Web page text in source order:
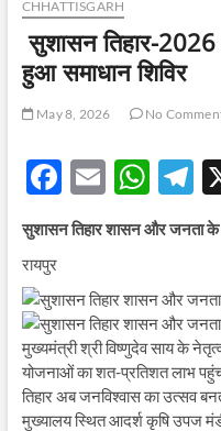
CHHATTISGARH
सुशासन तिहार-
हुआ समाधान शिविर
May 8, 2026 No
F
ac
e
o
o
k
E
ail
W
h
at
A
p
p
T
el
e
a
m
सुशासन तिहार शासन और जनता के
रायपुर
मुख्यमंत्री श्री विष्णुदेव साय के
योजनाओं का शत-प्रतिशत लाभ
तिहार अब जनविश्वास का उत्सव
मुख्यालय स्थित आदर्श कृषि उपज